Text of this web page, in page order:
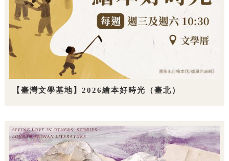
【臺灣文學基地】2026繪本好時光（臺北）